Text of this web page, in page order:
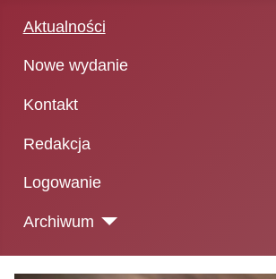
Aktualności
Nowe wydanie
Kontakt
Redakcja
Logowanie
Archiwum